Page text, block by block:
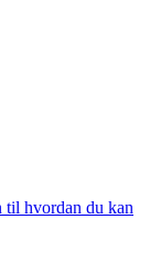
til hvordan du kan